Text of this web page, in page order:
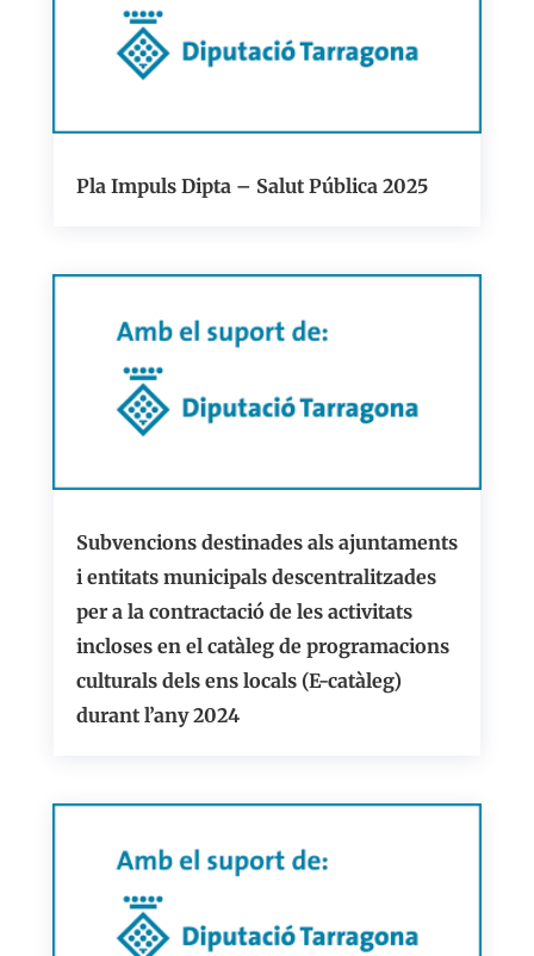
Pla Impuls Dipta – Salut Pública 2025
Subvencions destinades als ajuntaments
i entitats municipals descentralitzades
per a la contractació de les activitats
incloses en el catàleg de programacions
culturals dels ens locals (E-catàleg)
durant l’any 2024